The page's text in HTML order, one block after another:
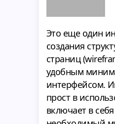
Это еще один
создания
страниц
удобным
интерфейсом.
прост в
включает в